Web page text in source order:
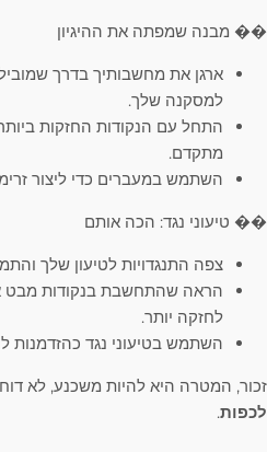
�� מבנה שמפתה את ההיגיון
ארגן את מחשבותיך בדרך
למסקנה שלך.
התחל עם הנקודות החזקות
מתקדם.
השתמש במעברים כדי ליצור
�� טיעוני נגד: הכה אותם
צפה התנגדויות לטיעון שלך
הראה שהתחשבת בנקודות
לחזקה יותר.
השתמש בטיעוני נגד כהזדמנות
זכור, המטרה היא להיות משכנע, לא
לכפות.